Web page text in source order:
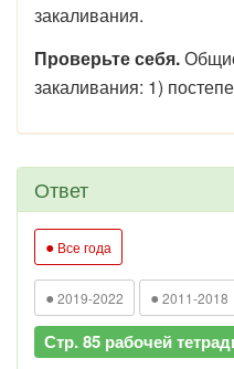
закаливания.
Проверьте себя.
закаливания: 1)
Ответ
● Все года
● 2019-2022 ● 2011-2018
Стр. 85 рабочей